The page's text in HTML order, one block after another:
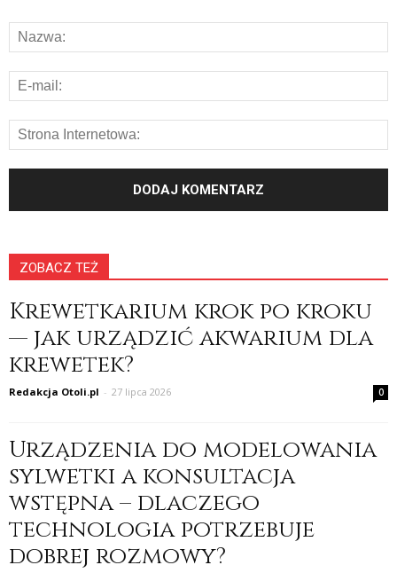
ZOBACZ TEŻ
Krewetkarium krok po kroku
— jak urządzić akwarium dla
krewetek?
Redakcja Otoli.pl - 27 lipca 2026 0
Urządzenia do modelowania
sylwetki a konsultacja
wstępna – dlaczego
technologia potrzebuje
dobrej rozmowy?